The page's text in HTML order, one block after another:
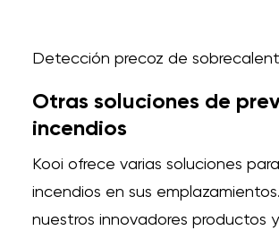
Detección precoz de
Otras soluciones de
incendios
Kooi ofrece varias soluciones
incendios en sus
nuestros innovadores productos